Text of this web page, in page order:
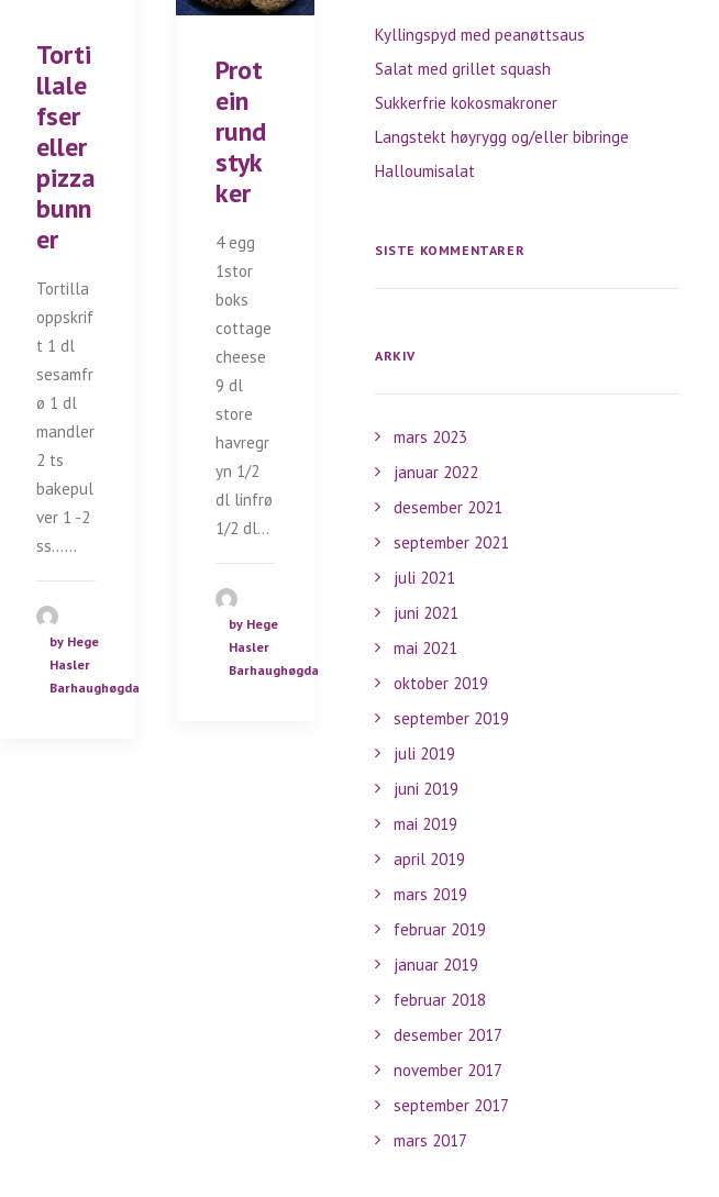
Torti
llale
fser
eller
pizza
bunn
er
Tortilla
oppskrif
t 1 dl
sesamfr
ø 1 dl
mandler
2 ts
bakepul
ver 1 -2
ss……
by Hege
Hasler
Barhaughøgda
Prot
ein
rund
styk
ker
4 egg
1stor
boks
cottage
cheese
9 dl
store
havregr
yn 1/2
dl linfrø
1/2 dl…
by Hege
Hasler
Barhaughøgda
Kyllingspyd med peanøttsaus
Salat med grillet squash
Sukkerfrie kokosmakroner
Langstekt høyrygg og/eller bibringe
Halloumisalat
SISTE KOMMENTARER
ARKIV
mars 2023
januar 2022
desember 2021
september 2021
juli 2021
juni 2021
mai 2021
oktober 2019
september 2019
juli 2019
juni 2019
mai 2019
april 2019
mars 2019
februar 2019
januar 2019
februar 2018
desember 2017
november 2017
september 2017
mars 2017